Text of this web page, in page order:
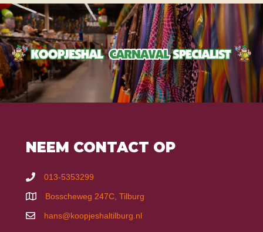
NEEM CONTACT OP
013-5353299
Bosscheweg 247C, Tilburg
hans@koopjeshaltilburg.nl